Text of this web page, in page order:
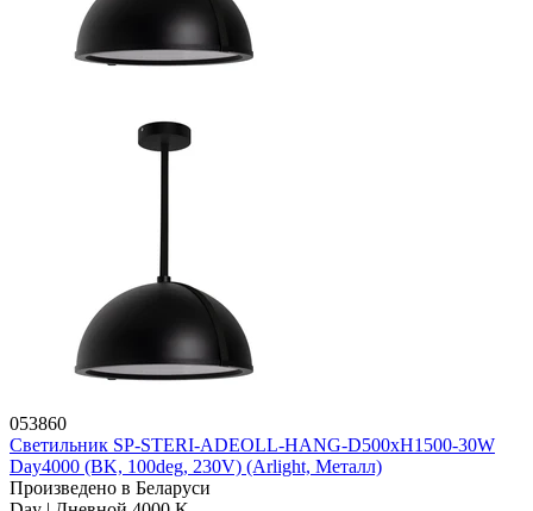
053860
Светильник SP-STERI-ADEOLL-HANG-D500xH1500-30W
Day4000 (BK, 100deg, 230V) (Arlight, Металл)
Произведено в Беларуси